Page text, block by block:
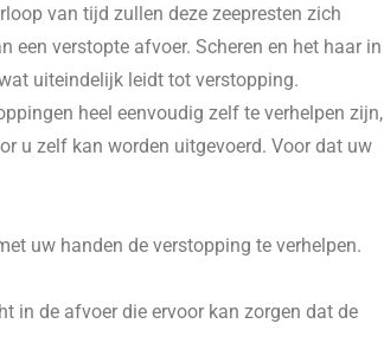
van tijd zullen deze zeepresten zich
een verstopte afvoer. Scheren en het haar in
uiteindelijk leidt tot verstopping.
heel eenvoudig zelf te verhelpen zijn,
u zelf kan worden uitgevoerd. Voor dat uw
uw handen de verstopping te verhelpen.
in de afvoer die ervoor kan zorgen dat de